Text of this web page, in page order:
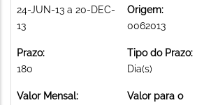
24-JUN-13 a 20-DEC-
13
Origem:
0062013
Prazo:
180
Tipo do Prazo:
Dia(s)
Valor Mensal:
Valor para o